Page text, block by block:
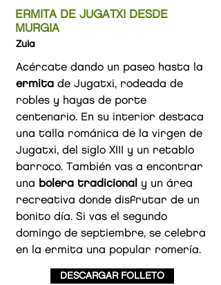
ERMITA DE JUGATXI DESDE
MURGIA
Zuia
Acércate dando un paseo hasta la
ermita de Jugatxi, rodeada de
robles y hayas de porte
centenario. En su interior destaca
una talla románica de la virgen de
Jugatxi, del siglo XIII y un retablo
barroco. También vas a encontrar
una bolera tradicional
y un área
recreativa donde disfrutar de un
bonito día. Si vas el segundo
domingo de septiembre, se celebra
en la ermita una popular romería.
DESCARGAR FOLLETO